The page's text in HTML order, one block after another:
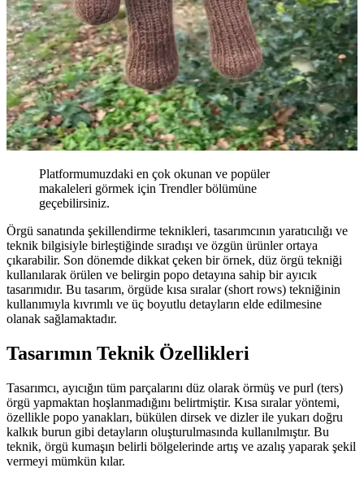
Platformumuzdaki en çok okunan ve popüler
makaleleri görmek için Trendler bölümüne
geçebilirsiniz.
Örgü sanatında şekillendirme teknikleri, tasarımcının yaratıcılığı ve
teknik bilgisiyle birleştiğinde sıradışı ve özgün ürünler ortaya
çıkarabilir. Son dönemde dikkat çeken bir örnek, düz örgü tekniği
kullanılarak örülen ve belirgin popo detayına sahip bir ayıcık
tasarımıdır. Bu tasarım, örgüde kısa sıralar (short rows) tekniğinin
kullanımıyla kıvrımlı ve üç boyutlu detayların elde edilmesine
olanak sağlamaktadır.
Tasarımın Teknik Özellikleri
Tasarımcı, ayıcığın tüm parçalarını düz olarak örmüş ve purl (ters)
örgü yapmaktan hoşlanmadığını belirtmiştir. Kısa sıralar yöntemi,
özellikle popo yanakları, bükülen dirsek ve dizler ile yukarı doğru
kalkık burun gibi detayların oluşturulmasında kullanılmıştır. Bu
teknik, örgü kumaşın belirli bölgelerinde artış ve azalış yaparak şekil
vermeyi mümkün kılar.